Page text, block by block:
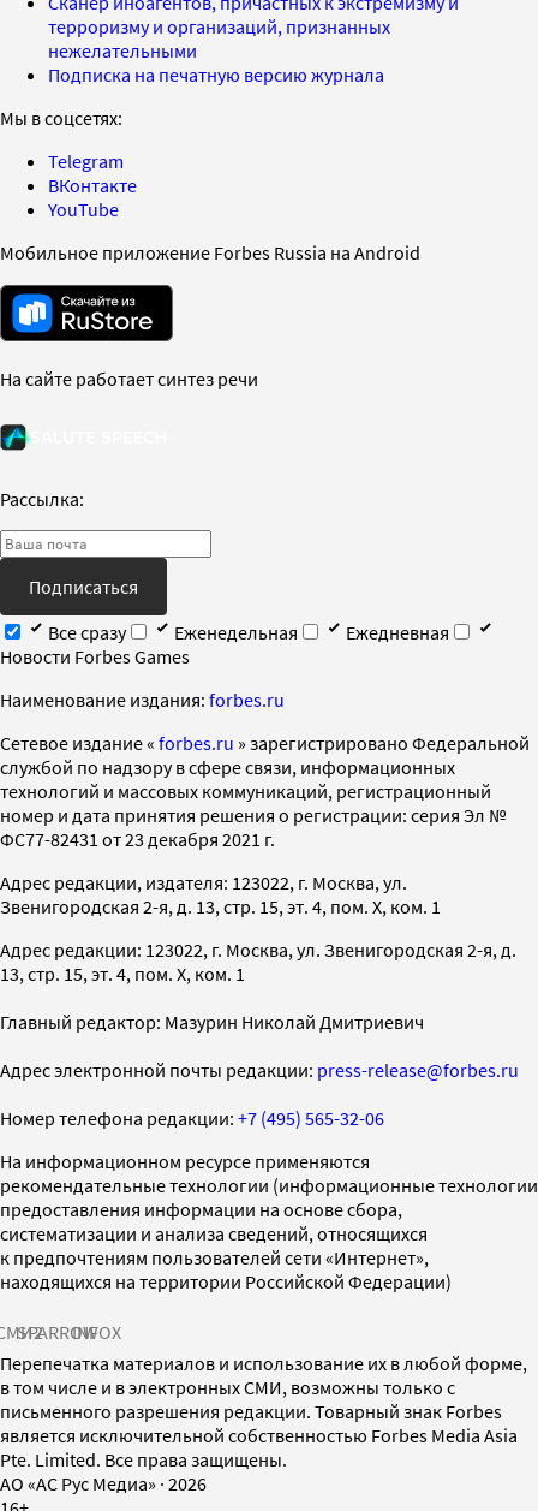
терроризму и организаций, признанных
нежелательными
Подписка на печатную версию журнала
Мы в соцсетях:
Telegram
ВКонтакте
YouTube
Мобильное приложение Forbes Russia на Android
На сайте работает синтез речи
Рассылка:
Подписаться
Все сразу
Еженедельная
Ежедневная
Новости Forbes Games
Наименование издания: forbes.ru
Cетевое издание « forbes.ru » зарегистрировано Федеральной
службой по надзору в сфере связи, информационных
технологий и массовых коммуникаций, регистрационный
номер и дата принятия решения о регистрации: серия Эл №
ФС77-82431 от 23 декабря 2021 г.
Адрес редакции, издателя: 123022, г. Москва, ул.
Звенигородская 2-я, д. 13, стр. 15, эт. 4, пом. X, ком. 1
Адрес редакции: 123022, г. Москва, ул. Звенигородская 2-я, д.
13, стр. 15, эт. 4, пом. X, ком. 1
Главный редактор: Мазурин Николай Дмитриевич
Адрес электронной почты редакции: press-release@forbes.ru
Номер телефона редакции: +7 (495) 565-32-06
На информационном ресурсе применяются
рекомендательные технологии (информационные технологии
предоставления информации на основе сбора,
систематизации и анализа сведений, относящихся
к предпочтениям пользователей сети «Интернет»,
находящихся на территории Российской Федерации)
SPARROWINFOX
Перепечатка материалов и использование их в любой форме,
в том числе и в электронных СМИ, возможны только с
письменного разрешения редакции. Товарный знак Forbes
является исключительной собственностью Forbes Media Asia
Pte. Limited. Все права защищены.
AO «АС Рус Медиа» · 2026